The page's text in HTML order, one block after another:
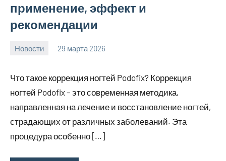
применение, эффект и
рекомендации
Новости 29 марта 2026
Что такое коррекция ногтей Podofix? Коррекция
ногтей Podofix – это современная методика,
направленная на лечение и восстановление ногтей,
страдающих от различных заболеваний. Эта
процедура особенно […]